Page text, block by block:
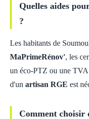
Quelles aides
?
Les habitants de
MaPrimeRénov', les
un éco-PTZ ou une
d'un artisan RGE est
Comment choisir